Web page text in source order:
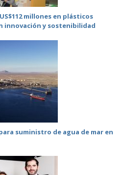
millones en plásticos
innovación y sostenibilidad
suministro de agua de mar en